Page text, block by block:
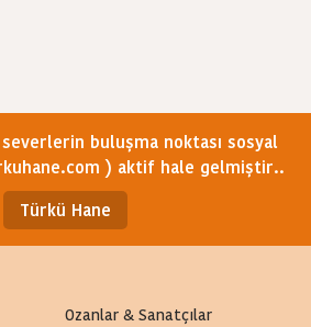
buluşma noktası sosyal
) aktif hale gelmiştir..
Türkü Hane
Ozanlar & Sanatçılar